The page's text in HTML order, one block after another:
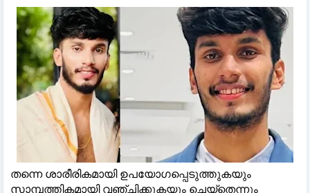
തന്നെ ശാരീരികമായി ഉപയോഗപ്പെടുത്തുകയും
സാമ്പത്തികമായി വഞ്ചിക്കുകയും ചെയ്‌തെന്നും